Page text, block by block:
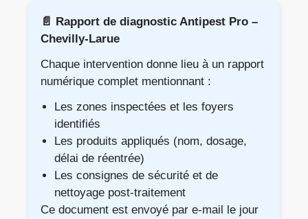
📄 Rapport de diagnostic Antipest Pro –
Chevilly-Larue
Chaque intervention donne lieu à un rapport
numérique complet mentionnant :
Les zones inspectées et les foyers
identifiés
Les produits appliqués (nom, dosage,
délai de réentrée)
Les consignes de sécurité et de
nettoyage post-traitement
Ce document est envoyé par e-mail le jour